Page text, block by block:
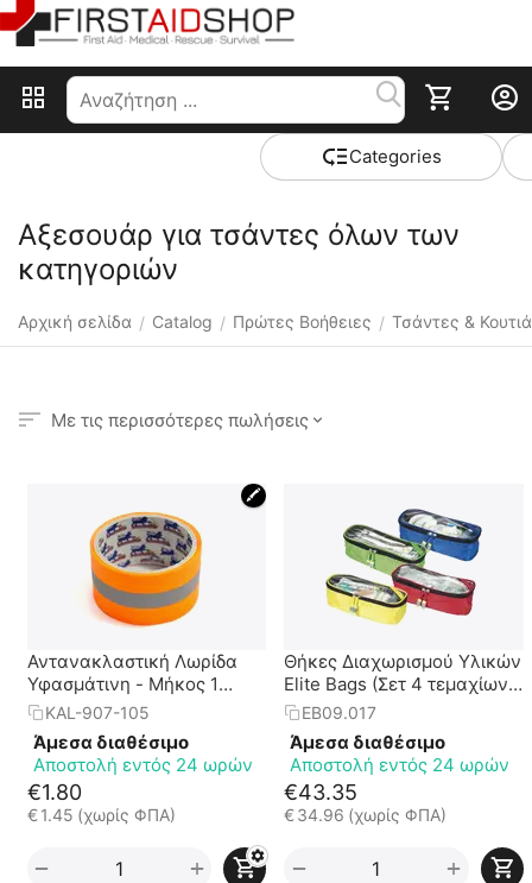
Сategories
Αξεσουάρ για τσάντες όλων των
κατηγοριών
Αρχική σελίδα / Catalog / Πρώτες Βοήθειες / Τσάντες & Κουτιά
Με τις περισσότερες πωλήσεις
🖍
Αντανακλαστική Λωρίδα
Υφασμάτινη - Μήκος 1
μέτρο
KAL-907-105
Άμεσα διαθέσιμο
Αποστολή εντός 24 ωρών
€1.80
€ 1.45 (χωρίς ΦΠΑ)
+
−
Θήκες Διαχωρισμού Υλικών
Elite Bags (Σετ 4 τεμαχίων -
4 αποχρώσεων)
EB09.017
Άμεσα διαθέσιμο
Αποστολή εντός 24 ωρών
€43.35
€34.96 (χωρίς ΦΠΑ)
+
−